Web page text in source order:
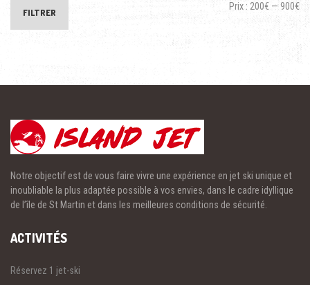
FILTRER
Prix : 200€ — 900€
Notre objectif est de vous faire vivre une expérience en jet ski unique et
inoubliable la plus adaptée possible à vos envies, dans le cadre idyllique
de l’île de St Martin et dans les meilleures conditions de sécurité.
ACTIVITÉS
Réservez 1 jet-ski